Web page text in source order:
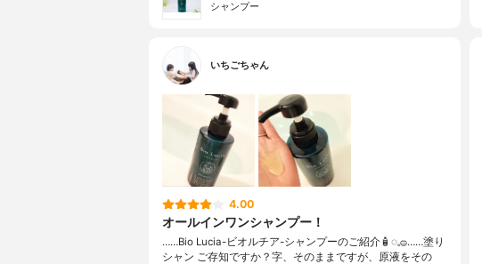
シャンプー
いちごちゃん
4.00
オールインワンシャンプー！
……⁡Bio Lucia⁡⁡-ビオルチア-⁡⁡シャンプー⁡⁡のご紹介🧴‎◌𓈒𓐍⁡……⁡⁡⁡⁡塗り
シャン ご存知ですか？⁡⁡⁡⁡字、そのままですが、⁡原液をその